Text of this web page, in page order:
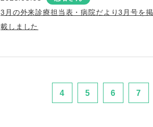
3月の外来診療担当表・病院だより3月号を掲
載しました
4 5 6 7